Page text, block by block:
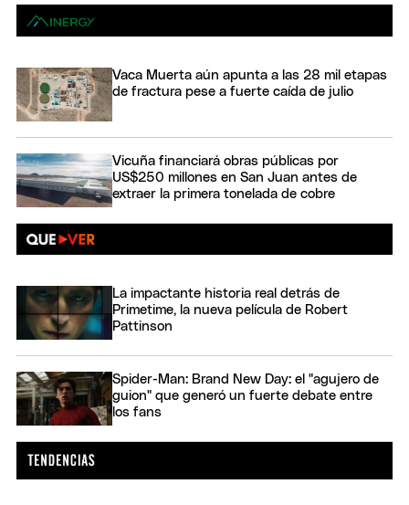
Vaca Muerta aún apunta a las 28 mil etapas
de fractura pese a fuerte caída de julio
Vicuña financiará obras públicas por
US$250 millones en San Juan antes de
extraer la primera tonelada de cobre
La impactante historia real detrás de
Primetime, la nueva película de Robert
Pattinson
Spider-Man: Brand New Day: el "agujero de
guion" que generó un fuerte debate entre
los fans